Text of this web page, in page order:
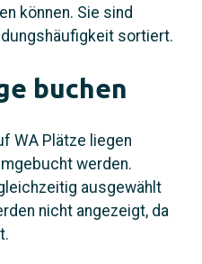
können. Sie sind
sortiert.
buchen
WA Plätze liegen
werden.
ausgewählt
nicht angezeigt, da